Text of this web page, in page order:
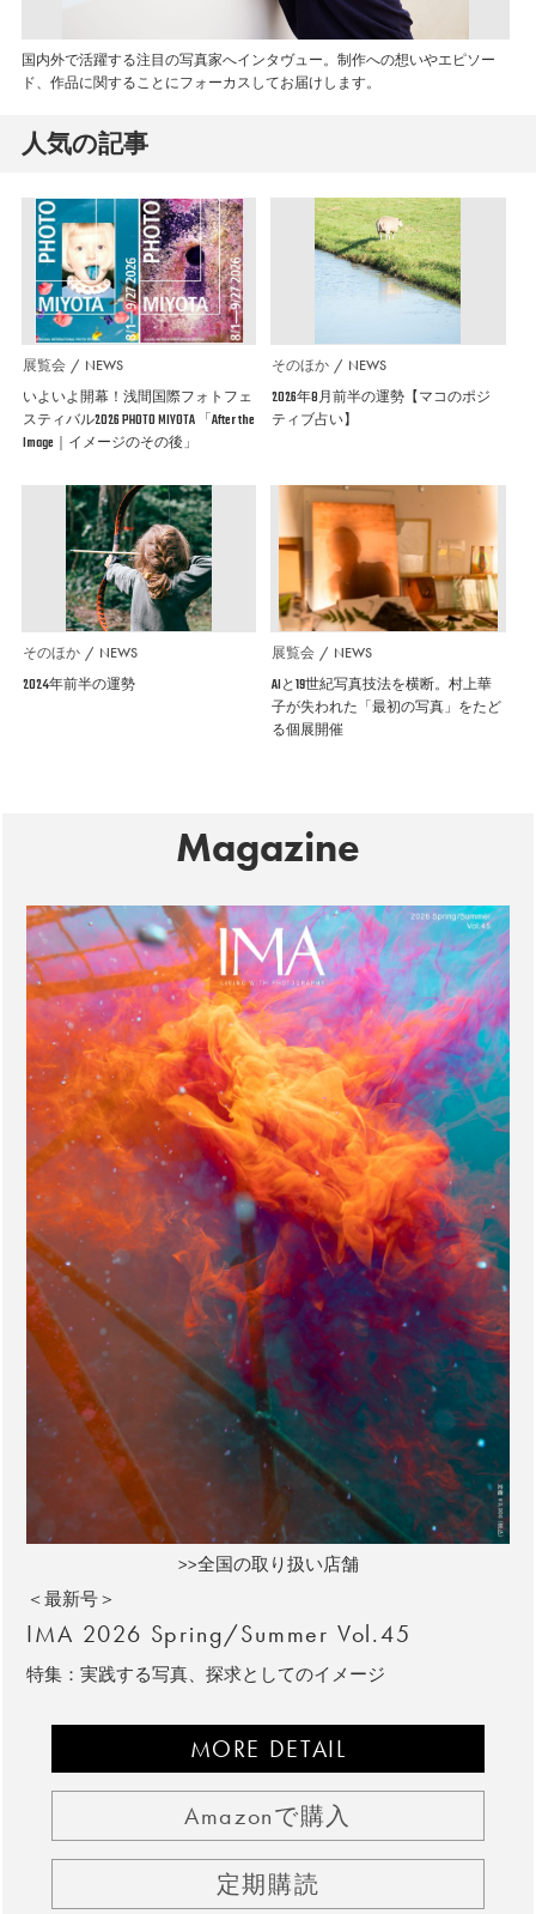
国内外で活躍する注目の写真家へインタヴュー。制作への想いやエピソー
ド、作品に関することにフォーカスしてお届けします。
人気の記事
展覧会 NEWS
いよいよ開幕！浅間国際フォトフェ
スティバル2026 PHOTO MIYOTA 「After the
Image｜イメージのその後」
そのほか NEWS
2026年8月前半の運勢【マコのポジ
ティブ占い】
そのほか NEWS
2024年前半の運勢
展覧会 NEWS
AIと19世紀写真技法を横断。村上華
子が失われた「最初の写真」をたど
る個展開催
Magazine
>>全国の取り扱い店舗
＜最新号＞
IMA 2026 Spring/Summer Vol.45
特集：実践する写真、探求としてのイメージ
MORE DETAIL
Amazonで購入
定期購読